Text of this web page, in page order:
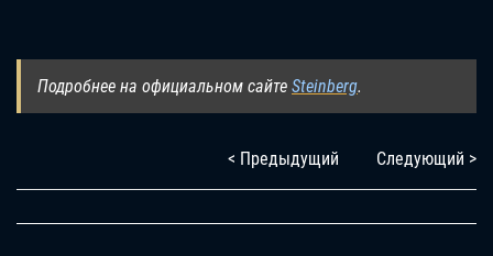
Подробнее на официальном сайте Steinberg.
< Предыдущий Следующий >